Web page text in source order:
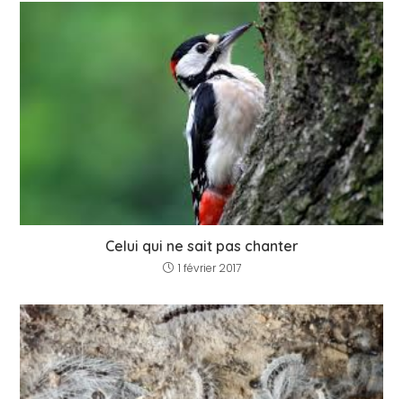
Celui qui ne sait pas chanter
1 février 2017